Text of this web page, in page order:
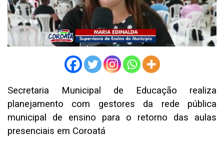
Secretaria Municipal de Educação realiza
planejamento com gestores da rede pública
municipal de ensino para o retorno das aulas
presenciais em Coroatá